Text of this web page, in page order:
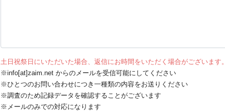
土日祝祭日にいただいた場合、返信にお時間をいただく場合がございます。
※info[at]zaim.net からのメールを受信可能にしてください
※ひとつのお問い合わせにつき一種類の内容をお送りください
※調査のため記録データを確認することがございます
※メールのみでの対応になります